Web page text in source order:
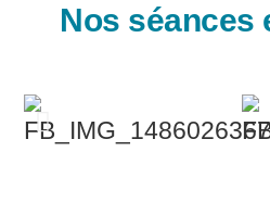
Nos séances